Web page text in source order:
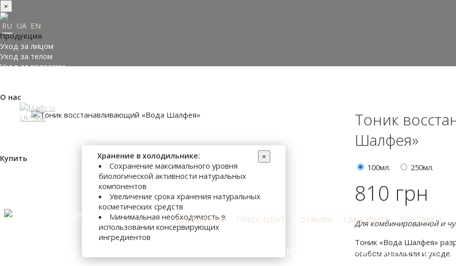
×
RU UA EN
Продукция
Уход за лицом
Уход за телом
Уход за волосами
О нас
Made in Ukraine
О компании
Купить
О КОМПАНИИ
ПРЕСС-ЦЕНТР ОТЗЫВЫ ГДЕ КУПИТЬ КОНТАКТЫ
ИНГРЕДИЕНТЫ ПОДОБРАТЬ КОСМЕТИКУ
×
Хранение в холодильнике:
Сохранение максимального уровня
биологической активности натуральных
компонентов
Увеличение срока хранения натуральных
косметических средств
Минимальная необходимость в
использовании консервирующих
ингредиентов
Тоник
Шалфея»
100мл. 250мл.
810 грн
Для комбинированной и
Тоник «Вода Шалфея»
особом внимании и уходе.